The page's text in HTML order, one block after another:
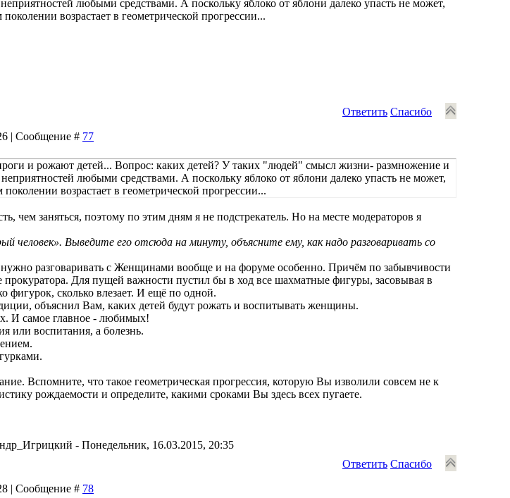
любыми средствами. А поскольку яблоко от яблони далеко упасть не может,
возрастает в геометрической прогрессии...
Ответить Спасибо
| Сообщение # 77
и рожают детей... Вопрос: каких детей? У таких "людей" смысл жизни- размножение и
любыми средствами. А поскольку яблоко от яблони далеко упасть не может,
возрастает в геометрической прогрессии...
чем заняться, поэтому по этим дням я не подстрекатель. Но на месте модераторов я
человек». Выведите его отсюда на минуту, объясните ему, как надо разговаривать со
разговаривать с Женщинами вообще и на форуме особенно. Причём по забывчивости
Для пущей важности пустил бы в ход все шахматные фигуры, засовывая в
сколько влезает. И ещё по одной.
объяснил Вам, каких детей будут рожать и воспитывать женщины.
И самое главное - любимых!
или воспитания, а болезнь.
Вспомните, что такое геометрическая прогрессия, которую Вы изволили совсем не к
рождаемости и определите, какими сроками Вы здесь всех пугаете.
- Понедельник, 16.03.2015, 20:35
Ответить Спасибо
| Сообщение # 78